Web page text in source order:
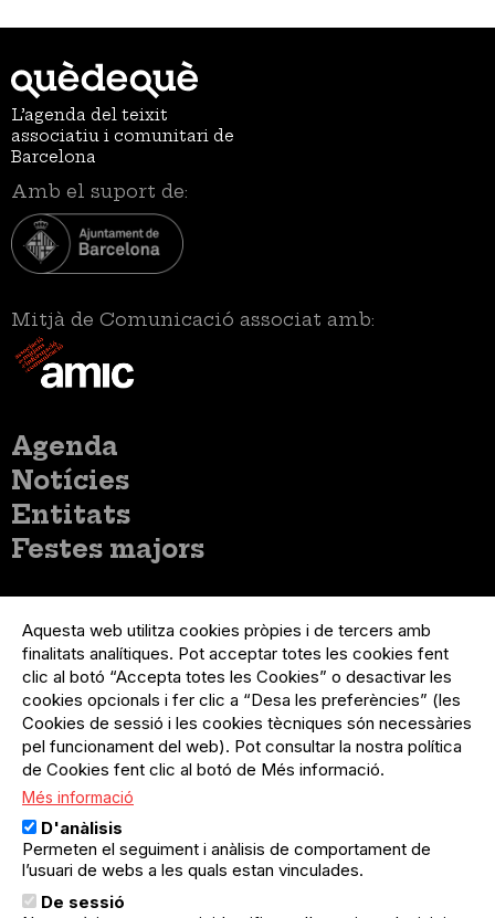
L’agenda del teixit
associatiu i comunitari de
Barcelona
Amb el suport de:
Mitjà de Comunicació associat amb:
Menú
principal
Agenda
Notícies
Entitats
Festes majors
del
compte
d'usuari
Menú
usuari
no
loggat
Registre organització
Menú
Peu
Sobre el projecte
Preguntes freqüents
Contacte
Menú
Legal
Política de privacitat
Avís legal
Política de cookies
El Quèdequè no es fa responsable de les activitats
Aquesta web utilitza cookies pròpies i de tercers amb
finalitats analítiques. Pot acceptar totes les cookies fent
clic al botó “Accepta totes les Cookies” o desactivar les
cookies opcionals i fer clic a “Desa les preferències” (les
Cookies de sessió i les cookies tècniques són necessàries
pel funcionament del web). Pot consultar la nostra política
de Cookies fent clic al botó de Més informació.
Més informació
D'anàlisis
Permeten el seguiment i anàlisis de comportament de
l’usuari de webs a les quals estan vinculades.
De sessió